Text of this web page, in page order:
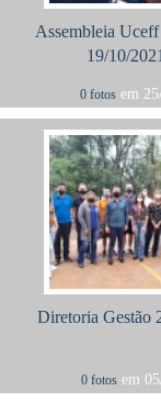
Assembleia
19/10/2021
0 fotos em
Diretoria Gestão
0 fotos em